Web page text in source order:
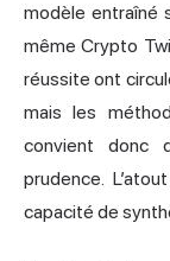
modèle entraîné
même Crypto
réussite ont
mais les
convient donc
prudence.
capacité de